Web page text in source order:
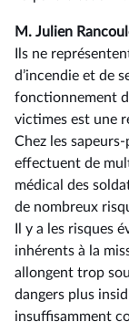
M. Julien
Ils ne
d’incendie et de
fonctionnement
victimes est une
Chez les
effectuent de
médical des
de nombreux
Il y a les risques
inhérents à la
allongent trop
dangers plus
insuffisamment